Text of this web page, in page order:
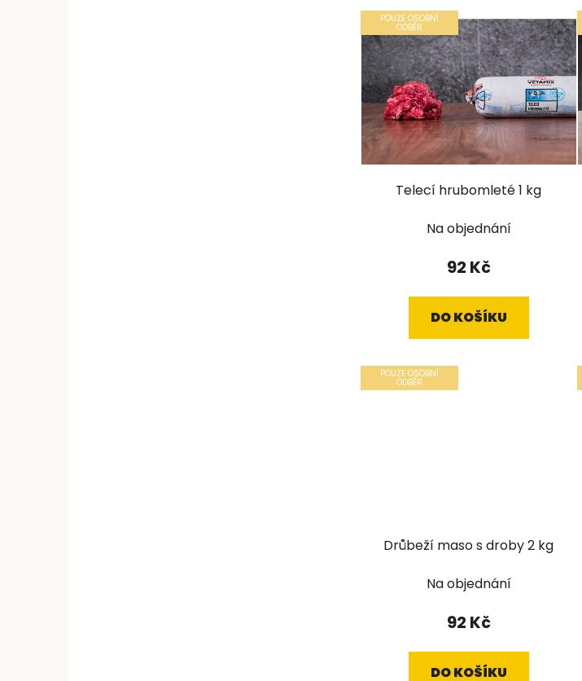
POUZE OSOBNÍ
ODBĚR
Telecí hrubomleté 1 kg
Na objednání
92 Kč
DO KOŠÍKU
POUZE OSOBNÍ
ODBĚR
Drůbeží maso s droby 2 kg
Na objednání
92 Kč
DO KOŠÍKU